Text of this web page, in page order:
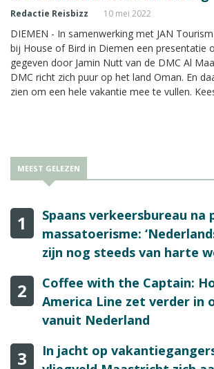
Redactie Reisbizz 10 mei 2022
DIEMEN - In samenwerking met JAN
bij House of Bird in Diemen een presentatie
gegeven door Jamin Nutt van de DMC Al
DMC richt zich puur op het land Oman. En
zien om een hele vakantie mee te vullen.
MEEST GELEZEN
1
Spaans verkeersbureau na
massatoerisme:
zijn nog steeds van harte
2
Coffee with the Captain:
America Line zet verder in
vanuit Nederland
3
In jacht op